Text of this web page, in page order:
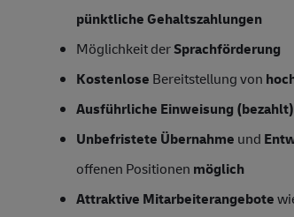
pünktliche Gehaltszahlungen
Möglichkeit derSprachförderung
Kostenlose Bereitstellung von
Ausführliche Einweisung (bezahlt)
Unbefristete Übernahme und
offenen Positionen möglich
Attraktive Mitarbeiterangebote